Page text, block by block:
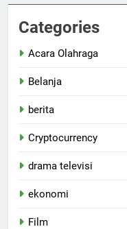
Categories
Acara Olahraga
Belanja
berita
Cryptocurrency
drama televisi
ekonomi
Film